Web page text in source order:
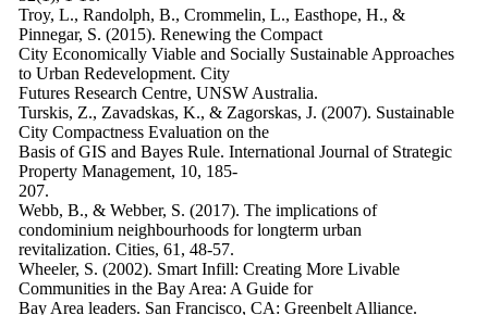
Troy, L., Randolph, B., Crommelin, L., Easthope, H., &
Pinnegar, S. (2015). Renewing the Compact
City Economically Viable and Socially Sustainable Approaches
to Urban Redevelopment. City
Futures Research Centre, UNSW Australia.
Turskis, Z., Zavadskas, K., & Zagorskas, J. (2007). Sustainable
City Compactness Evaluation on the
Basis of GIS and Bayes Rule. International Journal of Strategic
Property Management, 10, 185-
207.
Webb, B., & Webber, S. (2017). The implications of
condominium neighbourhoods for longterm urban
revitalization. Cities, 61, 48-57.
Wheeler, S. (2002). Smart Infill: Creating More Livable
Communities in the Bay Area: A Guide for
Bay Area leaders. San Francisco, CA: Greenbelt Alliance.